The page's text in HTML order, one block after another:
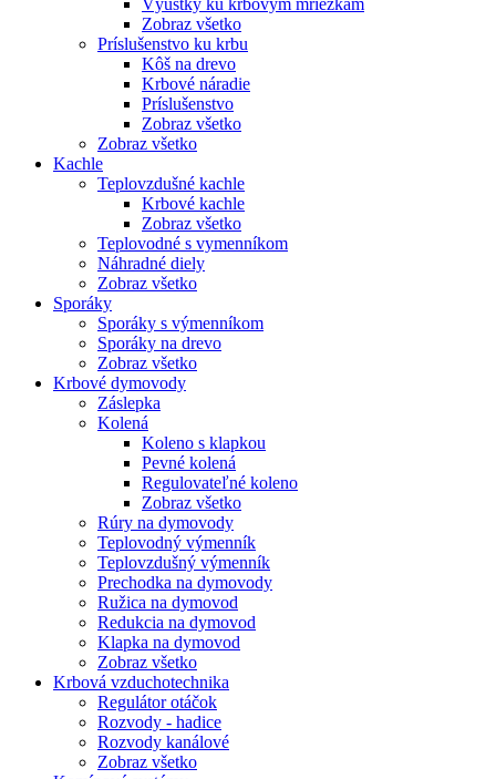
Výustky ku krbovým mriežkam
Zobraz všetko
Príslušenstvo ku krbu
Kôš na drevo
Krbové náradie
Príslušenstvo
Zobraz všetko
Zobraz všetko
Kachle
Teplovzdušné kachle
Krbové kachle
Zobraz všetko
Teplovodné s vymenníkom
Náhradné diely
Zobraz všetko
Sporáky
Sporáky s výmenníkom
Sporáky na drevo
Zobraz všetko
Krbové dymovody
Záslepka
Kolená
Koleno s klapkou
Pevné kolená
Regulovateľné koleno
Zobraz všetko
Rúry na dymovody
Teplovodný výmenník
Teplovzdušný výmenník
Prechodka na dymovody
Ružica na dymovod
Redukcia na dymovod
Klapka na dymovod
Zobraz všetko
Krbová vzduchotechnika
Regulátor otáčok
Rozvody - hadice
Rozvody kanálové
Zobraz všetko